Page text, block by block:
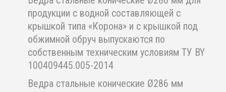
продукции с водной составляющей с
крышкой типа «Корона» и с крышкой под
обжимной обруч выпускаются по
собственным техническим условиям ТУ BY
100409445.005-2014
Ведра стальные конические Ø286 мм